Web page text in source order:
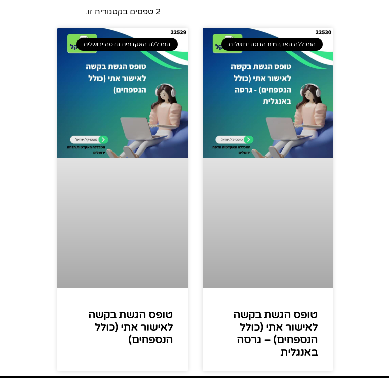
2 טפסים בקטגוריה זו.
המכללה האקדמית הדסה ירושלים
טופס הגשת בקשה
לאישור אתי (כולל
הנספחים) – גרסה
באנגלית
המכללה האקדמית הדסה ירושלים
טופס הגשת בקשה
לאישור אתי (כולל
הנספחים)